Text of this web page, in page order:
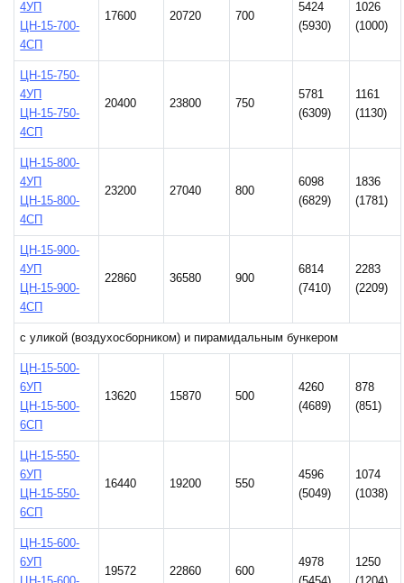
4УП
ЦН-15-700-
4СП
17600 20720 700
5424
(5930)
1026
(1000)
ЦН-15-750-
4УП
ЦН-15-750-
4СП
20400 23800 750
5781
(6309)
1161
(1130)
ЦН-15-800-
4УП
ЦН-15-800-
4СП
23200 27040 800
6098
(6829)
1836
(1781)
ЦН-15-900-
4УП
ЦН-15-900-
4СП
22860 36580 900
6814
(7410)
2283
(2209)
с уликой (воздухосборником) и пирамидальным бункером
ЦН-15-500-
6УП
ЦН-15-500-
6СП
13620 15870 500
4260
(4689)
878
(851)
ЦН-15-550-
6УП
ЦН-15-550-
6СП
16440 19200 550
4596
(5049)
1074
(1038)
ЦН-15-600-
6УП
19572 22860 600
4978
1250